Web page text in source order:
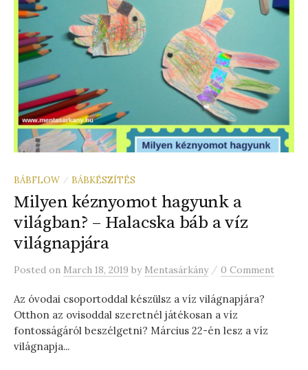
BÁBFLOW / BÁBKÉSZÍTÉS
Milyen kéznyomot hagyunk a
világban? – Halacska báb a víz
világnapjára
Posted on March 18, 2019 by Mentasárkány / 0 Comment
Az óvodai csoportoddal készülsz a víz világnapjára?
Otthon az ovisoddal szeretnél játékosan a víz
fontosságáról beszélgetni? Március 22-én lesz a víz
világnapja...